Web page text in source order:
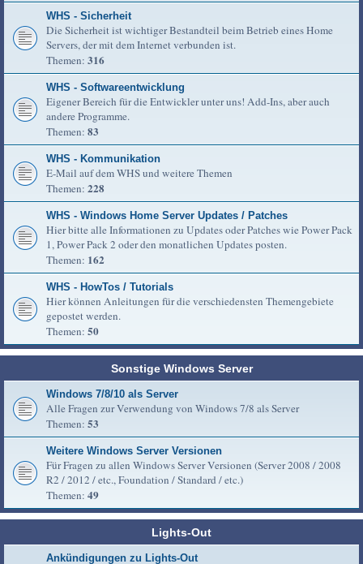
WHS - Sicherheit
Die Sicherheit ist wichtiger Bestandteil beim Betrieb eines Home
Servers, der mit dem Internet verbunden ist.
Themen: 316
WHS - Softwareentwicklung
Eigener Bereich für die Entwickler unter uns! Add-Ins, aber auch
andere Programme.
Themen: 83
WHS - Kommunikation
E-Mail auf dem WHS und weitere Themen
Themen: 228
WHS - Windows Home Server Updates / Patches
Hier bitte alle Informationen zu Updates oder Patches wie Power Pack
1, Power Pack 2 oder den monatlichen Updates posten.
Themen: 162
WHS - HowTos / Tutorials
Hier können Anleitungen für die verschiedensten Themengebiete
gepostet werden.
Themen: 50
Sonstige Windows Server
Windows 7/8/10 als Server
Alle Fragen zur Verwendung von Windows 7/8 als Server
Themen: 53
Weitere Windows Server Versionen
Für Fragen zu allen Windows Server Versionen (Server 2008 / 2008
R2 / 2012 / etc., Foundation / Standard / etc.)
Themen: 49
Lights-Out
Ankündigungen zu Lights-Out